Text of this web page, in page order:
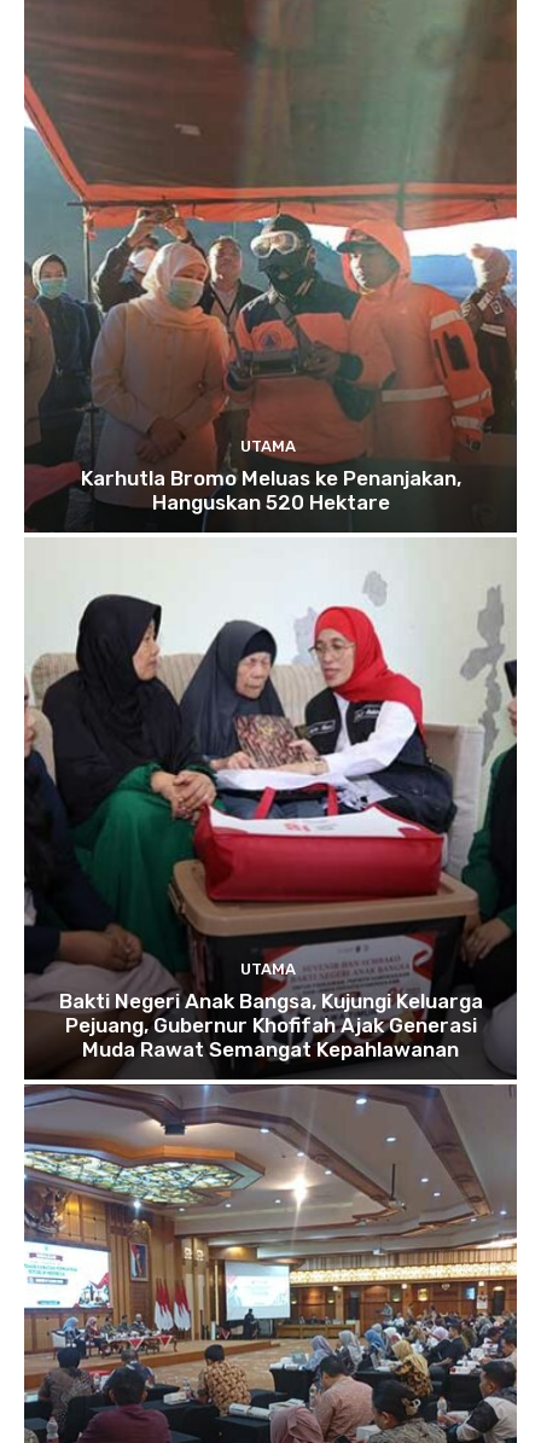
UTAMA
Karhutla Bromo Meluas ke Penanjakan,
Hanguskan 520 Hektare
UTAMA
Bakti Negeri Anak Bangsa, Kujungi Keluarga
Pejuang, Gubernur Khofifah Ajak Generasi
Muda Rawat Semangat Kepahlawanan